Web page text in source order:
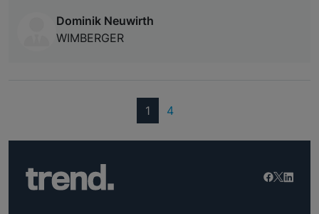
Dominik Neuwirth
WIMBERGER
1 (current)
4